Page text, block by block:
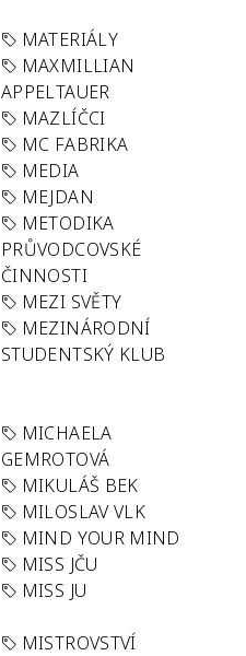
MATERIÁLY
MAXMILLIAN
APPELTAUER
MAZLÍČCI
MC FABRIKA
MEDIA
MEJDAN
METODIKA
PRŮVODCOVSKÉ
ČINNOSTI
MEZI SVĚTY
MEZINÁRODNÍ
STUDENTSKÝ KLUB
MICHAELA
GEMROTOVÁ
MIKULÁŠ BEK
MILOSLAV VLK
MIND YOUR MIND
MISS JČU
MISS JU
MISTROVSTVÍ